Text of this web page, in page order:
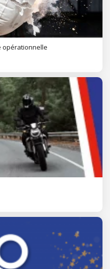
opérationnelle